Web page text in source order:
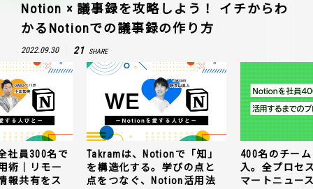
Notion × 議事録を攻略しよう！ イチからわ
かるNotionでの議事録の作り方
2022.09.30 21 SHARE
社員300名で
術｜リモー
報共有をス
Takramは、Notionで「知」
を構造化する。学びの点と
点をつなぐ、Notion活用法
400名のチー
入。全プロセ
マートニュー